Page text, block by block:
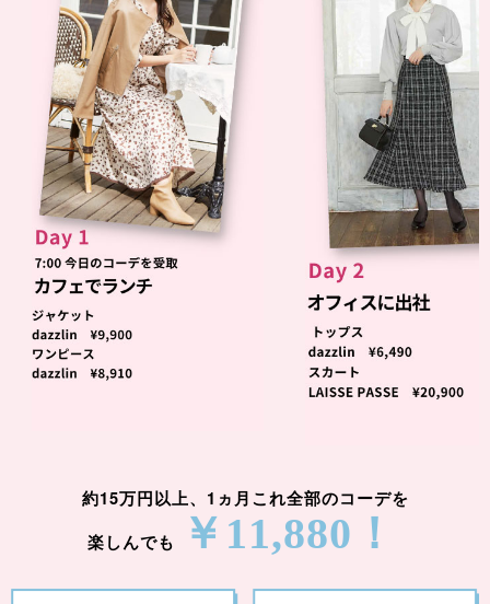
約15万円以上、1ヵ月これ全部のコーデを
楽しんでも
￥11,880！